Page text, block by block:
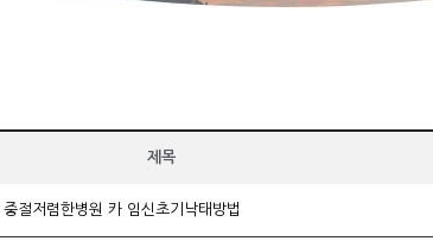
제목
절저렴한병원 카 임신초기낙­태방법